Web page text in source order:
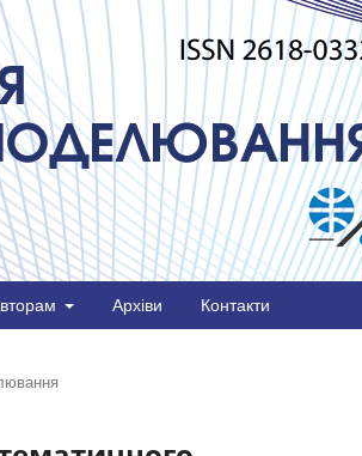
Архіви Контакти